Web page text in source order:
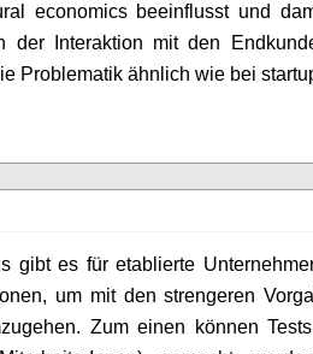
economics beeinflusst und
der Interaktion mit den
Problematik ähnlich wie bei
gibt es für etablierte
um mit den strengeren
Zum einen können